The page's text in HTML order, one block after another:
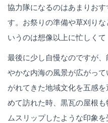
協力隊になるのはあまりお
す。お祭りの準備や草刈り
いうのは想像以上に忙しくて
最後に少し自慢なのですが
やかな内海の風景が広がっ
がれてきた地域文化を五感
めて訪れた時、黒瓦の屋根
ムスリップしたような印象